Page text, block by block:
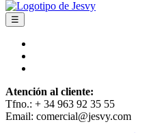
☰
Atención al cliente:
Tfno.: + 34 963 92 35 55
Email: comercial@jesvy.com